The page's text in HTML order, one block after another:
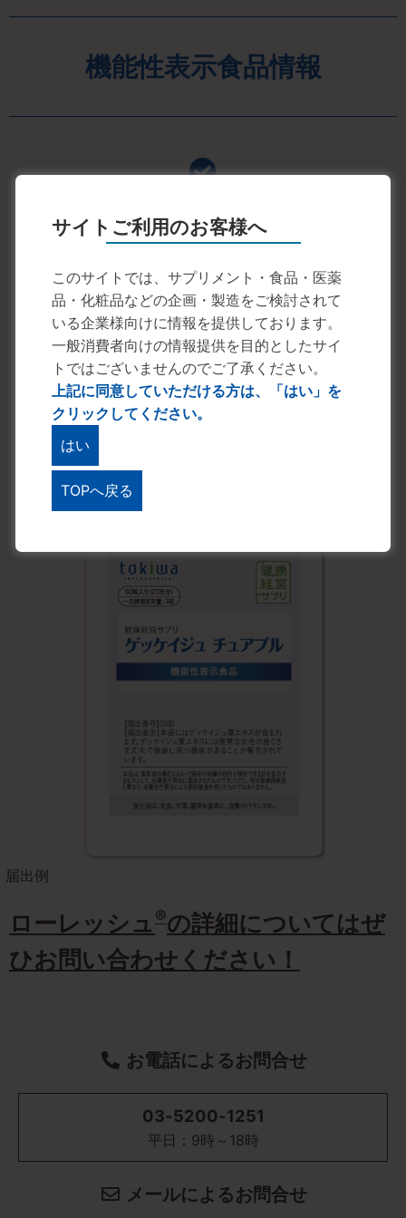
機能性表示食品情報
本品にはゲッケイジュ葉エキスが含まれます。
健康に保つ機能があることが報告されています。
機能性関与成分
ゲッケイジュ葉エキス（指標成分：デアセチルラウレノ
ビオリド、コスツノリド ）
ローレッシュ
届出例
ローレッシュ ®の詳細についてはぜ
ひお問い合わせください！
お電話によるお問合せ
03-5200-1251
平日：9時～18時
メールによるお問合せ
サイトご利用のお客様へ
このサイトでは、サプリメント・食品・医薬
品・化粧品などの企画・製造をご検討されて
いる企業様向けに情報を提供しております。
一般消費者向けの情報提供を目的としたサイ
トではございませんのでご了承ください。
上記に同意していただける方は、「はい」を
クリックしてください。
はい
TOPへ戻る